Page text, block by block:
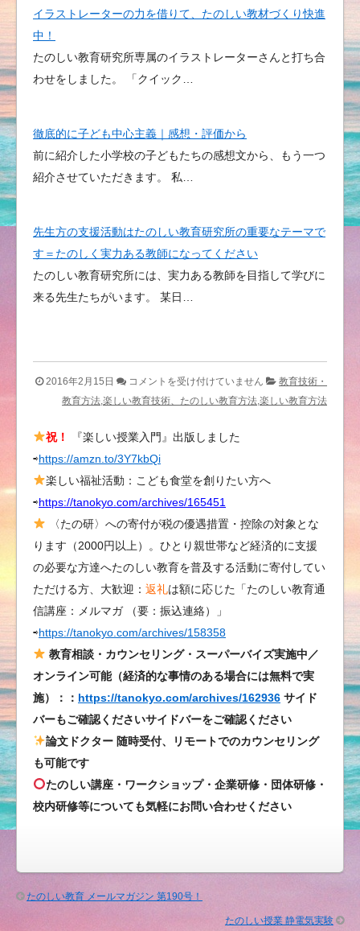
イラストレーターの力を借りて、たのしい教材づくり快進
中！
たのしい教育研究所専属のイラストレーターさんと打ち合
わせをしました。 「クイック…
徹底的に子ども中心主義｜感想・評価から
前に紹介した小学校の子どもたちの感想文から、もう一つ
紹介させていただきます。 私…
先生方の支援活動はたのしい教育研究所の重要なテーマで
す＝たのしく実力ある教師になってください
たのしい教育研究所には、実力ある教師を目指して学びに
来る先生たちがいます。 某日…
2016年2月15日
た
の
い
教
育
験
「春
の
出
会
い
も
し
い
育！
ク
ど
コメントを受け付けていません
教育技術・
教育方法,楽しい教育技術、たのしい教育方法,楽しい教育方法
祝！
『楽しい授業入門』出版しました
⇨https://amzn.to/3Y7kbQi
楽しい福祉活動：こども食堂を創りたい方へ
⇨https://tanokyo.com/archives/165451
〈たの研〉への寄付が税の優遇措置・控除の対象とな
ります（2000円以上）。ひとり親世帯など経済的に支援
の必要な方達へたのしい教育を普及する活動に寄付してい
ただける方、大歓迎： 返礼は額に応じた「たのしい教育通
信講座：メルマガ （要：振込連絡）」
⇨https://tanokyo.com/archives/158358
教育相談・カウンセリング・スーパーバイズ実施中／
オンライン可能（経済的な事情のある場合には無料で実
施）：： https://tanokyo.com/archives/162936 サイド
バーもご確認くださいサイドバーをご確認ください
論文ドクター 随時受付、リモートでのカウンセリング
も可能です
たのしい講座・ワークショップ・企業研修・団体研修・
校内研修等についても気軽にお問い合わせください
たのしい教育 メールマガジン 第190号！
たのしい授業 静電気実験